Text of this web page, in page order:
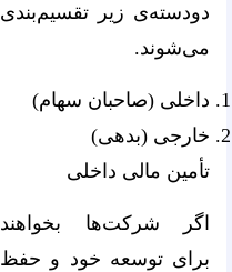
دودسته‌‌‌‌‌‌‌‌‌‌‌‌‌‌‌‌‌‌‌‌‌‌‌‌‌‌‌‌‌‌‌‌‌‌‌‌‌‌‌‌‌‌‌‌‌‌‌‌‌‌‌‌‌‌‌‌‌‌‌‌‌‌‌‌ی زیر تقسیم‌‌‌‌‌‌‌‌‌‌‌‌‌‌‌‌‌‌‌‌‌‌‌‌‌‌‌‌‌‌‌‌‌‌‌‌‌‌‌‌‌‌‌‌‌‌‌‌‌‌‌‌‌‌‌‌‌‌‌‌‌‌‌‌بندی
می‌‌‌‌‌‌‌‌‌‌‌‌‌‌‌‌‌‌‌‌‌‌‌‌‌‌‌‌‌‌‌‌‌‌‌‌‌‌‌‌‌‌‌‌‌‌‌‌‌‌‌‌‌‌‌‌‌‌‌‌‌‌‌‌شوند.
داخلی (صاحبان سهام)
خارجی (بدهی)
تأمین مالی داخلی
اگر شرکت‌ها بخواهند
برای توسعه خود و حفظ